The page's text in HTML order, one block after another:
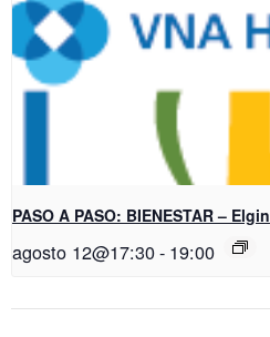
PASO A PASO: BIENESTAR – Elgin
agosto 12@17:30- 19:00